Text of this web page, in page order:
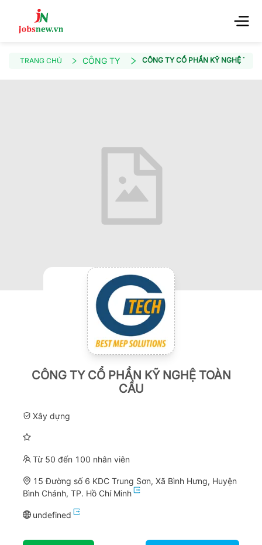
TRANG CHỦ CÔNG TY CÔNG TY CỔ PHẦN KỸ NGHỆ
CÔNG TY CỔ PHẦN KỸ NGHỆ TOÀN
CẦU
Xây dựng
Từ 50 đến 100 nhân viên
15 Đường số 6 KDC Trung Sơn, Xã Bình Hưng, Huyện
Bình Chánh, TP. Hồ Chí Minh
undefined